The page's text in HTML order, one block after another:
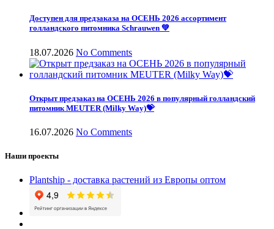
Доступен для предзаказа на ОСЕНЬ 2026 ассортимент
голландского питомника Schrauwen 💚
18.07.2026 No Comments
Открыт предзаказ на ОСЕНЬ 2026 в популярный голландский
питомник MEUTER (Milky Way)💝
16.07.2026 No Comments
Наши проекты
Plantship - доставка растений из Европы оптом